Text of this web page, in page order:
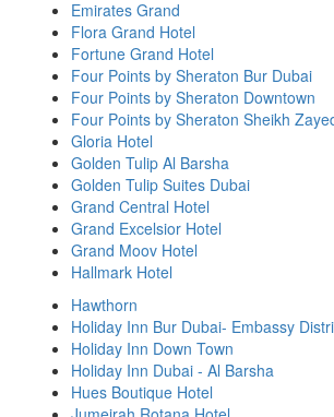
Emirates Grand
Flora Grand Hotel
Fortune Grand Hotel
Four Points by Sheraton Bur Dubai
Four Points by Sheraton Downtown
Four Points by Sheraton Sheikh
Gloria Hotel
Golden Tulip Al Barsha
Golden Tulip Suites Dubai
Grand Central Hotel
Grand Excelsior Hotel
Grand Moov Hotel
Hallmark Hotel
Hawthorn
Holiday Inn Bur Dubai- Embassy
Holiday Inn Down Town
Holiday Inn Dubai - Al Barsha
Hues Boutique Hotel